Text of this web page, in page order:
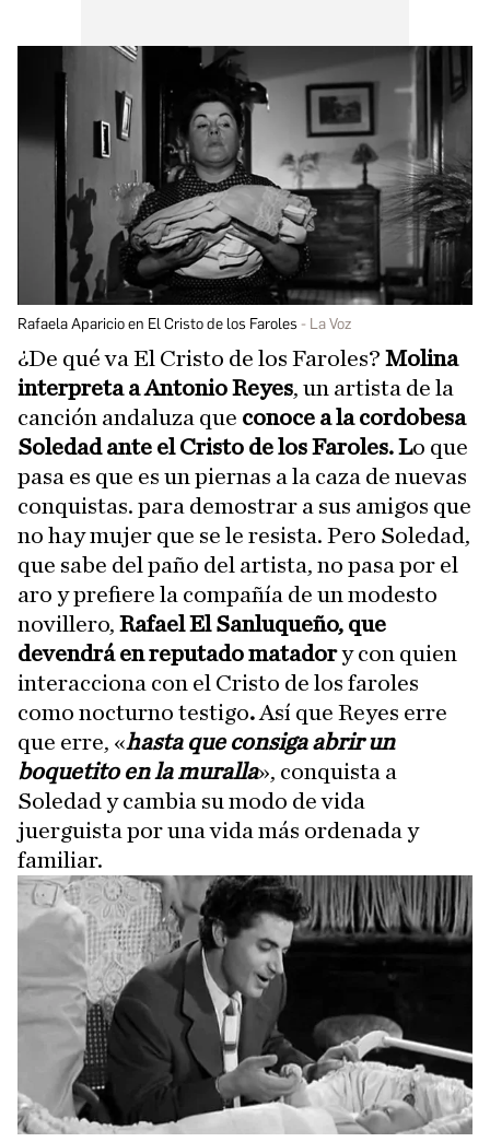
Rafaela Aparicio en El Cristo de los Faroles La Voz
¿De qué va El Cristo de los Faroles? Molina
interpreta a Antonio Reyes, un artista de la
canción andaluza que conoce a la cordobesa
Soledad ante el Cristo de los Faroles. Lo que
pasa es que es un piernas a la caza de nuevas
conquistas. para demostrar a sus amigos que
no hay mujer que se le resista. Pero Soledad,
que sabe del paño del artista, no pasa por el
aro y prefiere la compañía de un modesto
novillero, Rafael El Sanluqueño, que
devendrá en reputado matadory con quien
interacciona con el Cristo de los faroles
como nocturno testigo. Así que Reyes erre
que erre, «hasta que consiga abrir un
boquetito en la muralla», conquista a
Soledad y cambia su modo de vida
juerguista por una vida más ordenada y
familiar.